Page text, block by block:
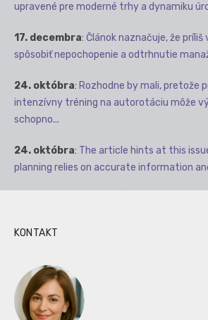
upravené pre moderné trhy a dynamiku
17. decembra: Článok naznačuje, že príliš
spôsobiť nepochopenie a odtrhnutie
24. októbra: Rozhodne by mali, pretože
intenzívny tréning na autorotáciu môže
schopno...
24. októbra: The article hints at this
planning relies on accurate information
KONTAKT